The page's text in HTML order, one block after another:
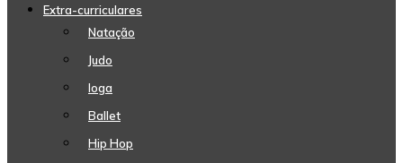
Extra-curriculares
Natação
Judo
Ioga
Ballet
Hip Hop